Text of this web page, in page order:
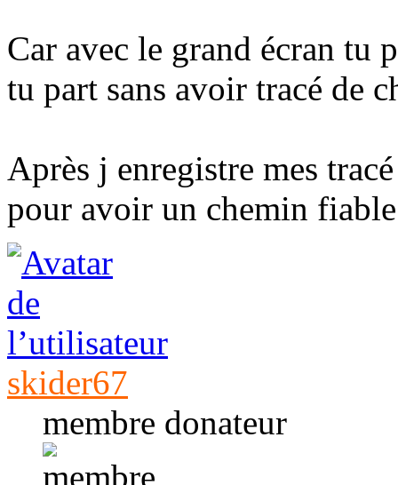
Car avec le grand écran tu
tu part sans avoir tracé de
Après j enregistre mes
pour avoir un chemin
skider67
membre donateur